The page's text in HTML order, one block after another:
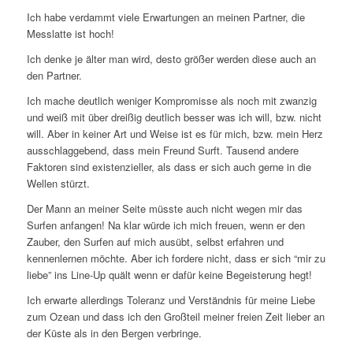
Ich habe verdammt viele Erwartungen an meinen Partner, die
Messlatte ist hoch!
Ich denke je älter man wird, desto größer werden diese auch an
den Partner.
Ich mache deutlich weniger Kompromisse als noch mit zwanzig
und weiß mit über dreißig deutlich besser was ich will, bzw. nicht
will. Aber in keiner Art und Weise ist es für mich, bzw. mein Herz
ausschlaggebend, dass mein Freund Surft. Tausend andere
Faktoren sind existenzieller, als dass er sich auch gerne in die
Wellen stürzt.
Der Mann an meiner Seite müsste auch nicht wegen mir das
Surfen anfangen! Na klar würde ich mich freuen, wenn er den
Zauber, den Surfen auf mich ausübt, selbst erfahren und
kennenlernen möchte. Aber ich fordere nicht, dass er sich “mir zu
liebe” ins Line-Up quält wenn er dafür keine Begeisterung hegt!
Ich erwarte allerdings Toleranz und Verständnis für meine Liebe
zum Ozean und dass ich den Großteil meiner freien Zeit lieber an
der Küste als in den Bergen verbringe.